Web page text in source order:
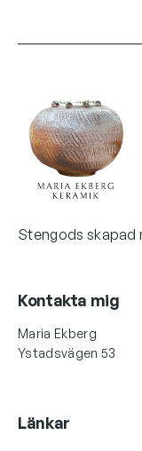
Stengods
Kontakta mig
Maria Ekberg
Ystadsvägen 53
Länkar